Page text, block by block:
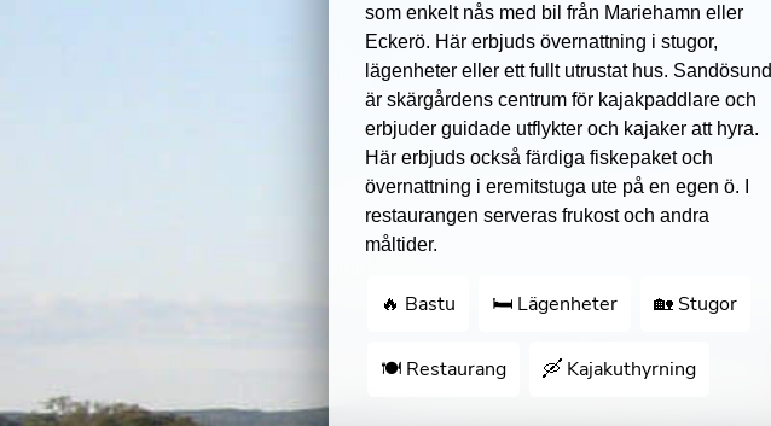
som enkelt nås med bil från Mariehamn eller
Eckerö. Här erbjuds övernattning i stugor,
lägenheter eller ett fullt utrustat hus. Sandösund
är skärgårdens centrum för kajakpaddlare och
erbjuder guidade utflykter och kajaker att hyra.
Här erbjuds också färdiga fiskepaket och
övernattning i eremitstuga ute på en egen ö. I
restaurangen serveras frukost och andra
måltider.
🔥 Bastu 🛏 Lägenheter 🏡 Stugor
🍽 Restaurang 🛶 Kajakuthyrning